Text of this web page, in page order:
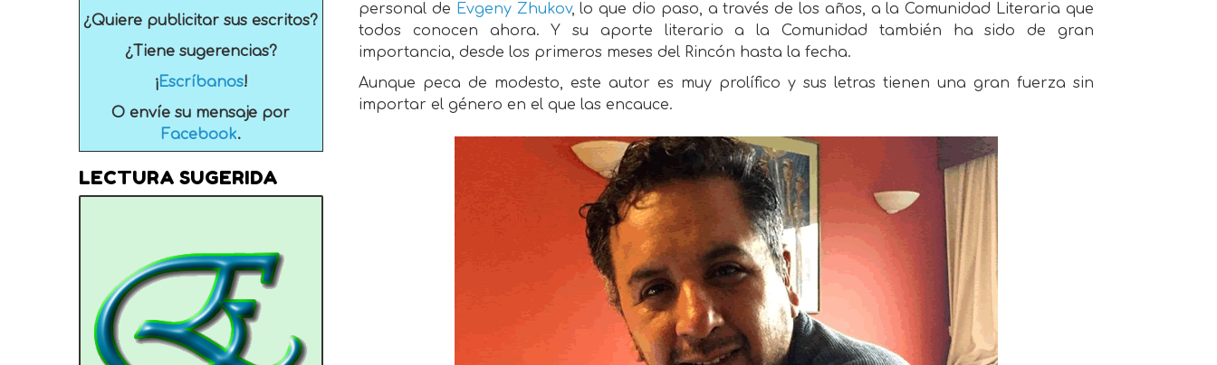
personal de Evgeny Zhukov, lo que dio paso, a través de los años, a la Comunidad Literaria que
todos conocen ahora. Y su aporte literario a la Comunidad también ha sido de gran
importancia, desde los primeros meses del Rincón hasta la fecha.
Aunque peca de modesto, este autor es muy prolífico y sus letras tienen una gran fuerza sin
importar el género en el que las encauce.
¿Quiere publicitar sus escritos?
¿Tiene sugerencias?
¡Escríbanos!
O envíe su mensaje por
Facebook.
LECTURA SUGERIDA